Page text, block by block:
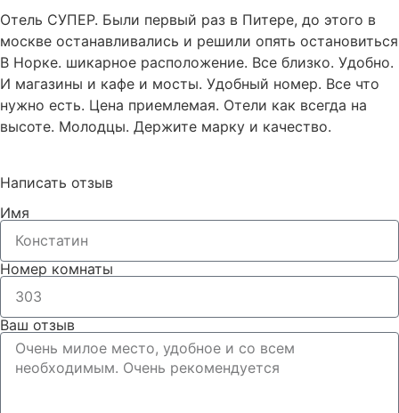
Отель СУПЕР. Были первый раз в Питере, до этого в
москве останавливались и решили опять остановиться
В Норке. шикарное расположение. Все близко. Удобно.
И магазины и кафе и мосты. Удобный номер. Все что
нужно есть. Цена приемлемая. Отели как всегда на
высоте. Молодцы. Держите марку и качество.
Написать отзыв
Имя
Номер комнаты
Ваш отзыв